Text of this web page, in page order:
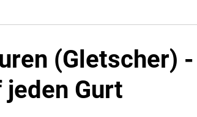
(Gletscher) -
Gurt